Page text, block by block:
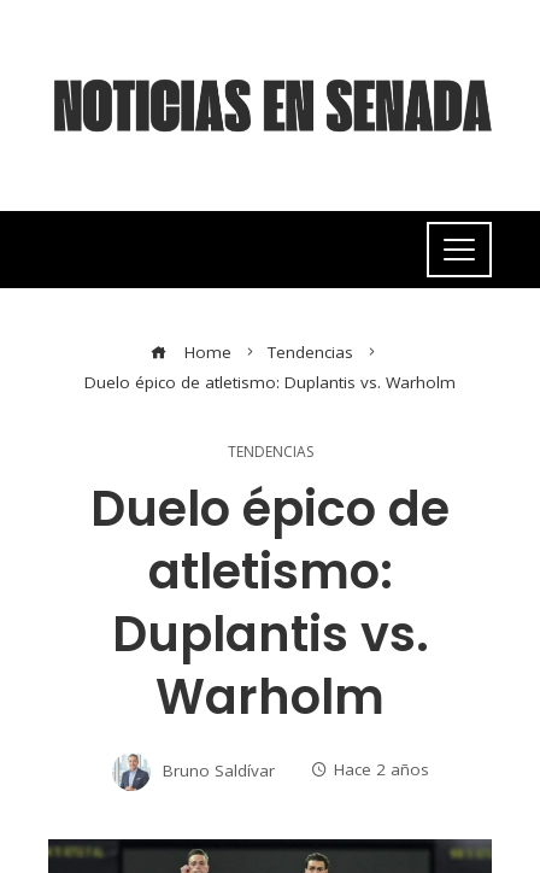
Home
Tendencias
Duelo épico de atletismo: Duplantis vs. Warholm
TENDENCIAS
Duelo épico de
atletismo:
Duplantis vs.
Warholm
Bruno Saldívar Hace 2 años